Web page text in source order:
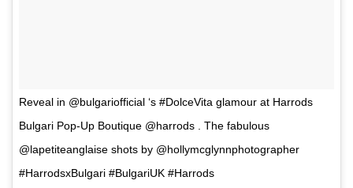
Reveal in @bulgariofficial ‘s #DolceVita glamour at Harrods
Bulgari Pop-Up Boutique @harrods . The fabulous
@lapetiteanglaise shots by @hollymcglynnphotographer
#HarrodsxBulgari #BulgariUK #Harrods